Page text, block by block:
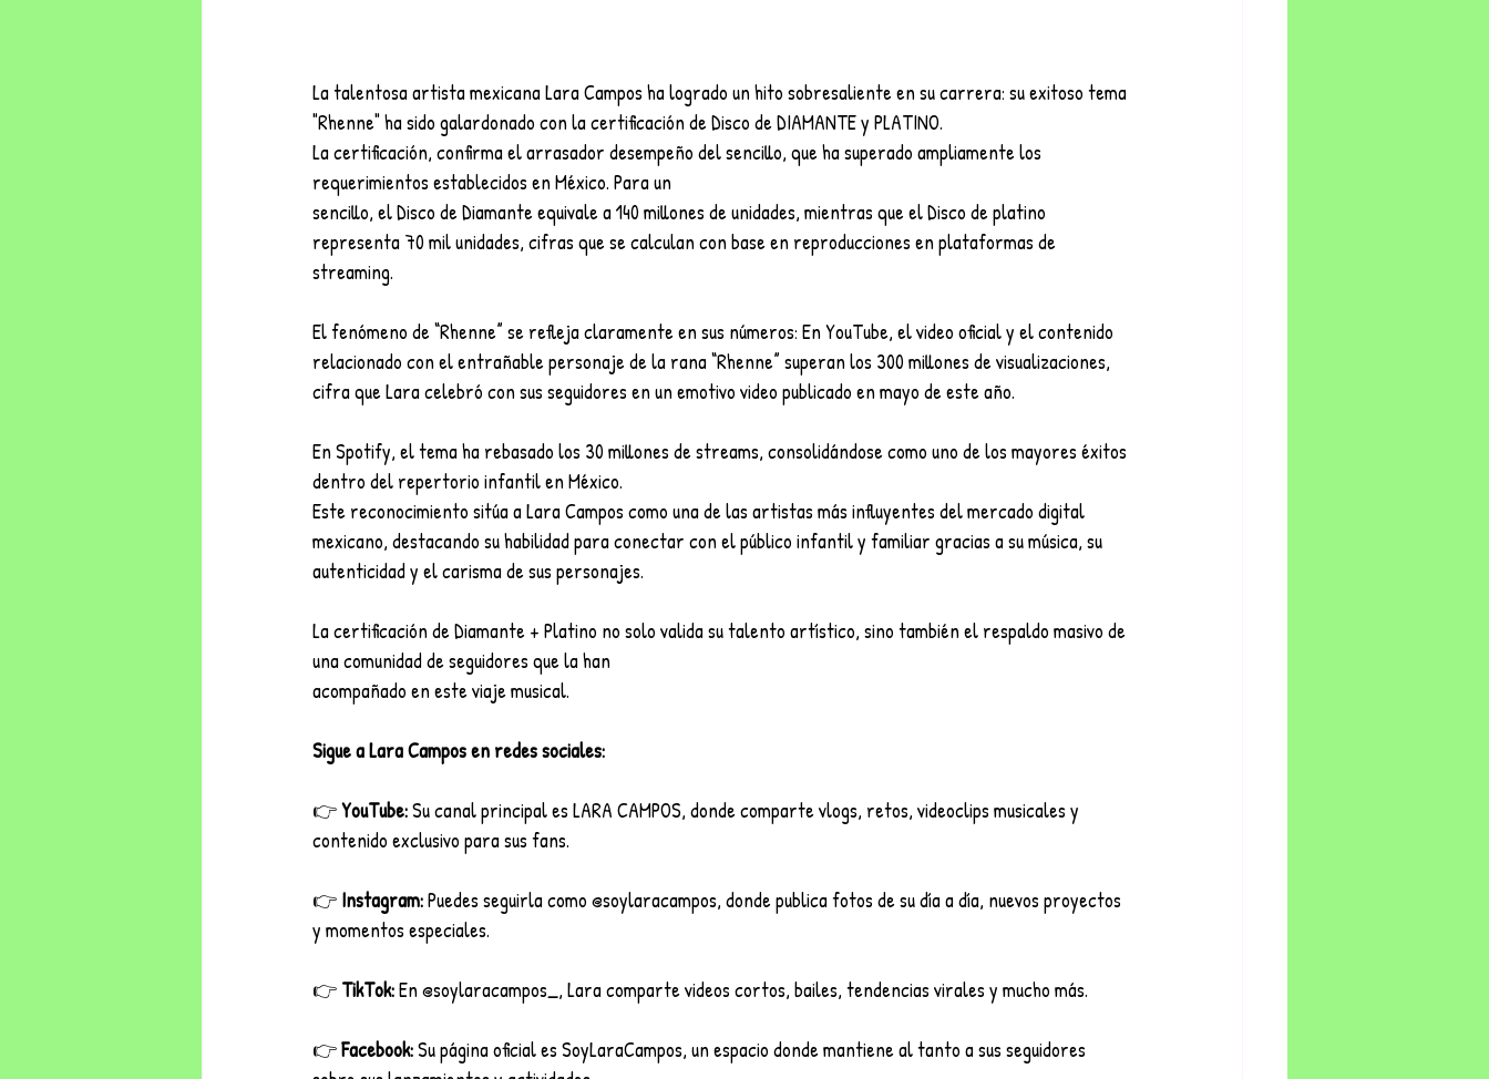
La talentosa artista mexicana Lara Campos ha logrado un hito sobresaliente en su carrera: su exitoso tema
"Rhenne" ha sido galardonado con la certificación de Disco de DIAMANTE y PLATINO.
La certificación, confirma el arrasador desempeño del sencillo, que ha superado ampliamente los
requerimientos establecidos en México. Para un
sencillo, el Disco de Diamante equivale a 140 millones de unidades, mientras que el Disco de platino
representa 70 mil unidades, cifras que se calculan con base en reproducciones en plataformas de
streaming.
El fenómeno de “Rhenne” se refleja claramente en sus números: En YouTube, el video oficial y el contenido
relacionado con el entrañable personaje de la rana “Rhenne” superan los 300 millones de visualizaciones,
cifra que Lara celebró con sus seguidores en un emotivo video publicado en mayo de este año.
En Spotify, el tema ha rebasado los 30 millones de streams, consolidándose como uno de los mayores éxitos
dentro del repertorio infantil en México.
Este reconocimiento sitúa a Lara Campos como una de las artistas más influyentes del mercado digital
mexicano, destacando su habilidad para conectar con el público infantil y familiar gracias a su música, su
autenticidad y el carisma de sus personajes.
La certificación de Diamante + Platino no solo valida su talento artístico, sino también el respaldo masivo de
una comunidad de seguidores que la han
acompañado en este viaje musical.
Sigue a Lara Campos en redes sociales:
👉 YouTube: Su canal principal es LARA CAMPOS, donde comparte vlogs, retos, videoclips musicales y
contenido exclusivo para sus fans.
👉 Instagram: Puedes seguirla como @soylaracampos, donde publica fotos de su día a día, nuevos proyectos
y momentos especiales.
👉 TikTok: En @soylaracampos_, Lara comparte videos cortos, bailes, tendencias virales y mucho más.
👉 Facebook: Su página oficial es SoyLaraCampos, un espacio donde mantiene al tanto a sus seguidores